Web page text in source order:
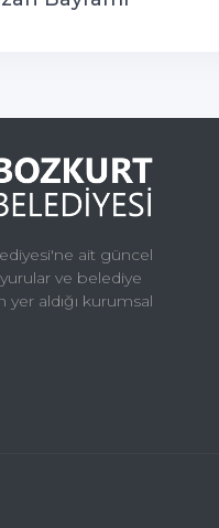
ait güncel
ve belediye
yer aldığı kurumsal